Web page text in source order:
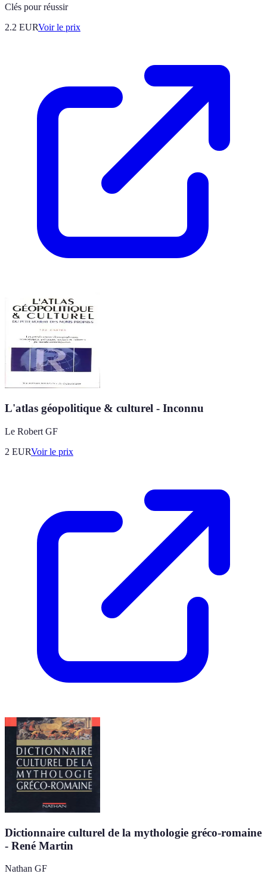
Clés pour réussir
2.2 EURVoir le prix
L'atlas géopolitique & culturel - Inconnu
Le Robert GF
2 EURVoir le prix
Dictionnaire culturel de la mythologie gréco-romaine
- René Martin
Nathan GF